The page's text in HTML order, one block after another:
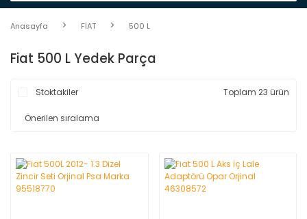
Anasayfa FİAT 500 L
Fiat 500 L Yedek Parça
Stoktakiler Toplam 23 ürün